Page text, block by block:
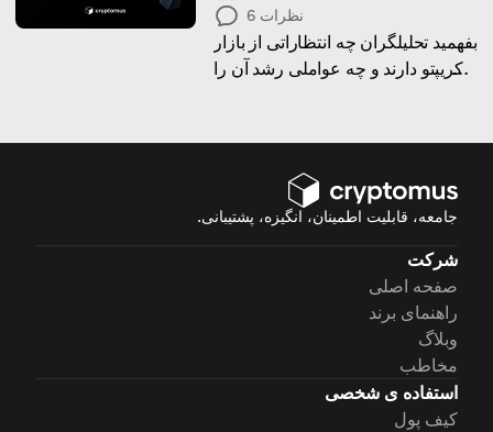
6 نظرات
بفهمید تحلیلگران چه انتظاراتی از بازار
کریپتو دارند و چه عواملی رشد آن را
جامعه، قابلیت اطمینان، انگیزه، پشتیبانی.
شرکت
صفحه اصلی
راهنمای برند
وبلاگ
مخاطب
استفاده ی شخصی
کیف پول